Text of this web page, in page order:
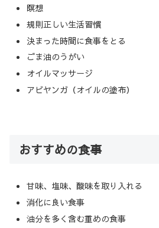
瞑想
規則正しい生活習慣
決まった時間に食事をとる
ごま油のうがい
オイルマッサージ
アビヤンガ（オイルの塗布）
おすすめの食事
甘味、塩味、酸味を取り入れる
消化に良い食事
油分を多く含む重めの食事